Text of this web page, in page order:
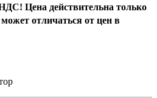
Цена действительна только
отличаться от цен в